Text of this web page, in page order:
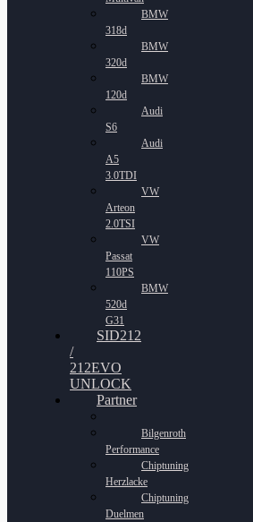
BMW
318d
BMW
320d
BMW
120d
Audi
S6
Audi
A5
3.0TDI
VW
Arteon
2.0TSI
VW
Passat
110PS
BMW
520d
G31
SID212
/
212EVO
UNLOCK
Partner
Bilgenroth
Performance
Chiptuning
Herzlacke
Chiptuning
Duelmen